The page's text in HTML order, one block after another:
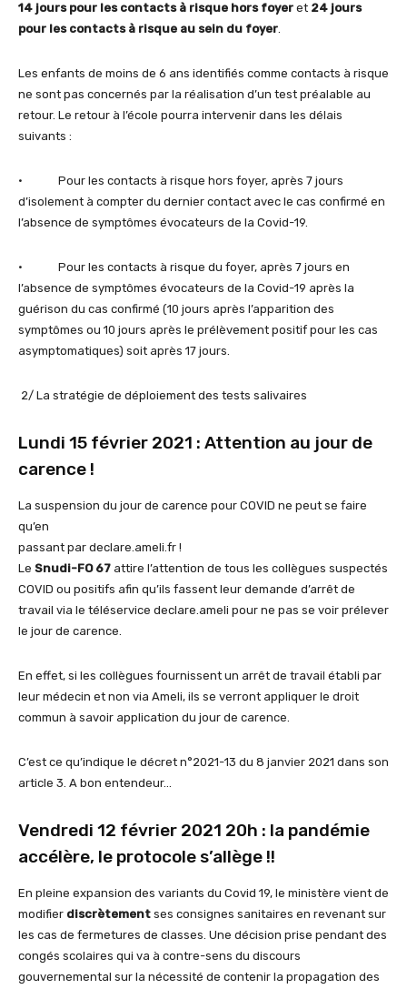
14 jours pour les contacts à risque hors foyer et 24 jours
pour les contacts à risque au sein du foyer.
Les enfants de moins de 6 ans identifiés comme contacts à risque
ne sont pas concernés par la réalisation d’un test préalable au
retour. Le retour à l’école pourra intervenir dans les délais
suivants :
• Pour les contacts à risque hors foyer, après 7 jours
d’isolement à compter du dernier contact avec le cas confirmé en
l’absence de symptômes évocateurs de la Covid-19.
• Pour les contacts à risque du foyer, après 7 jours en
l’absence de symptômes évocateurs de la Covid-19 après la
guérison du cas confirmé (10 jours après l’apparition des
symptômes ou 10 jours après le prélèvement positif pour les cas
asymptomatiques) soit après 17 jours.
2/ La stratégie de déploiement des tests salivaires
Lundi 15 février 2021 : Attention au jour de
carence !
La suspension du jour de carence pour COVID ne peut se faire
qu’en
passant par declare.ameli.fr !
Le Snudi-FO 67 attire l’attention de tous les collègues suspectés
COVID ou positifs afin qu’ils fassent leur demande d’arrêt de
travail via le téléservice declare.ameli pour ne pas se voir prélever
le jour de carence.
En effet, si les collègues fournissent un arrêt de travail établi par
leur médecin et non via Ameli, ils se verront appliquer le droit
commun à savoir application du jour de carence.
C’est ce qu’indique le décret n°2021-13 du 8 janvier 2021 dans son
article 3. A bon entendeur…
Vendredi 12 février 2021 20h : la pandémie
accélère, le protocole s’allège !!
En pleine expansion des variants du Covid 19, le ministère vient de
modifier discrètement ses consignes sanitaires en revenant sur
les cas de fermetures de classes. Une décision prise pendant des
congés scolaires qui va à contre-sens du discours
gouvernemental sur la nécessité de contenir la propagation des